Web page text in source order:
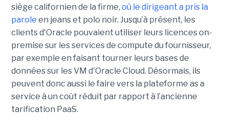
siège californien de la firme, où le dirigeant a pris la
parole en jeans et polo noir. Jusqu’à présent, les
clients d'Oracle pouvaient utiliser leurs licences on-
premise sur les services de compute du fournisseur,
par exemple en faisant tourner leurs bases de
données sur les VM d'Oracle Cloud. Désormais, ils
peuvent donc aussi le faire vers la plateforme as a
service à un coût réduit par rapport à l’ancienne
tarification PaaS.